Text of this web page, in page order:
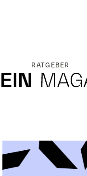
RATGEBER